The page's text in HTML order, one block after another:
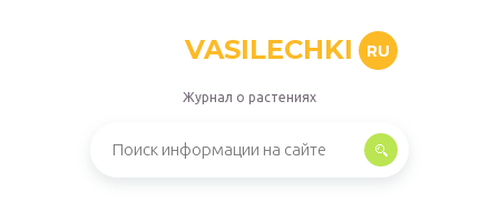
VASILECHKI RU
Журнал о растениях